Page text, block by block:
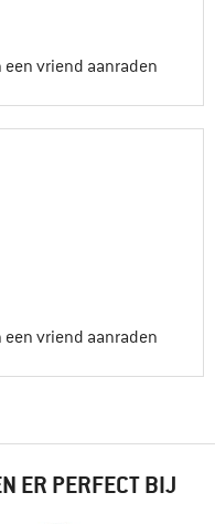
vriend aanraden
vriend aanraden
ER PERFECT BIJ